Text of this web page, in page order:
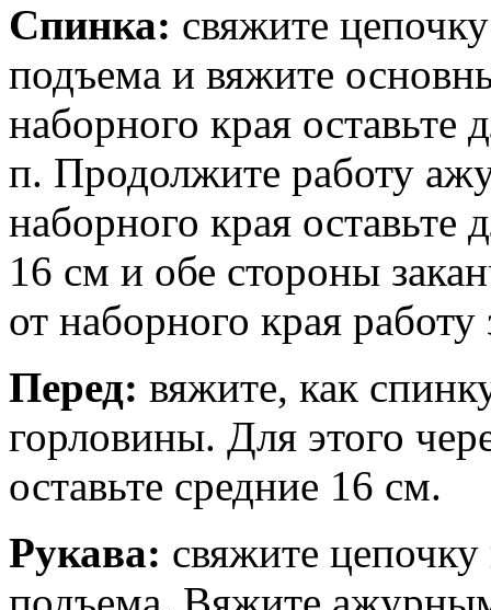
Спинка: свяжите
подъема и вяжите
наборного края
п. Продолжите работу
наборного края оставьте
16 см и обе стороны
от наборного края
Перед: вяжите, как
горловины. Для этого
оставьте средние 16 см.
Рукава: свяжите